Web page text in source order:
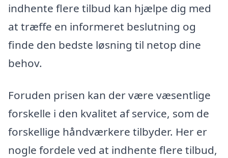
indhente flere tilbud kan hjælpe dig med
at træffe en informeret beslutning og
finde den bedste løsning til netop dine
behov.
Foruden prisen kan der være væsentlige
forskelle i den kvalitet af service, som de
forskellige håndværkere tilbyder. Her er
nogle fordele ved at indhente flere tilbud,